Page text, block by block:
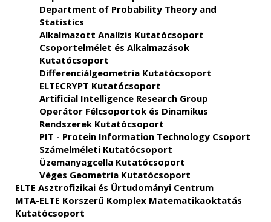
Department of Probability Theory and
Statistics
Alkalmazott Analízis Kutatócsoport
Csoportelmélet és Alkalmazások
Kutatócsoport
Differenciálgeometria Kutatócsoport
ELTECRYPT Kutatócsoport
Artificial Intelligence Research Group
Operátor Félcsoportok és Dinamikus
Rendszerek Kutatócsoport
PIT - Protein Information Technology Csoport
Számelméleti Kutatócsoport
Üzemanyagcella Kutatócsoport
Véges Geometria Kutatócsoport
ELTE Asztrofizikai és Űrtudományi Centrum
MTA-ELTE Korszerű Komplex Matematikaoktatás
Kutatócsoport